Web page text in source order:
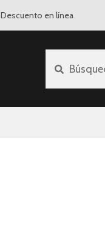
Descuento en línea